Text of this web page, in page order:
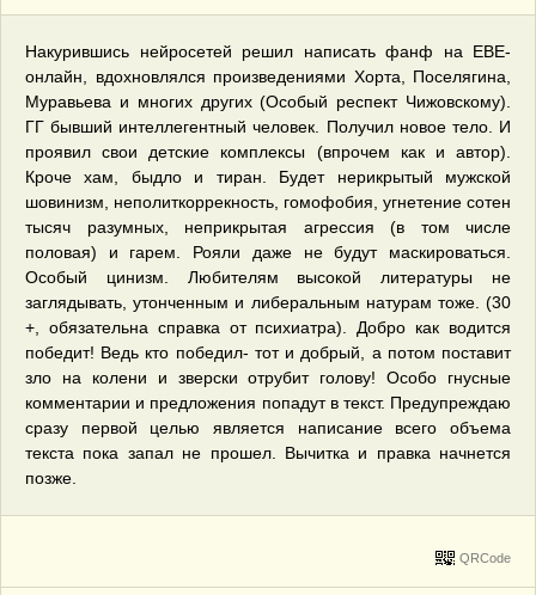
Накурившись нейросетей решил написать фанф на ЕВЕ-
онлайн, вдохновлялся произведениями Хорта, Поселягина,
Муравьева и многих других (Особый респект Чижовскому).
ГГ бывший интеллегентный человек. Получил новое тело. И
проявил свои детские комплексы (впрочем как и автор).
Кроче хам, быдло и тиран. Будет нерикрытый мужской
шовинизм, неполиткоррекность, гомофобия, угнетение сотен
тысяч разумных, неприкрытая агрессия (в том числе
половая) и гарем. Рояли даже не будут маскироваться.
Особый цинизм. Любителям высокой литературы не
заглядывать, утонченным и либеральным натурам тоже. (30
+, обязательна справка от психиатра). Добро как водится
победит! Ведь кто победил- тот и добрый, а потом поставит
зло на колени и зверски отрубит голову! Особо гнусные
комментарии и предложения попадут в текст. Предупреждаю
сразу первой целью является написание всего объема
текста пока запал не прошел. Вычитка и правка начнется
позже.
QRCode